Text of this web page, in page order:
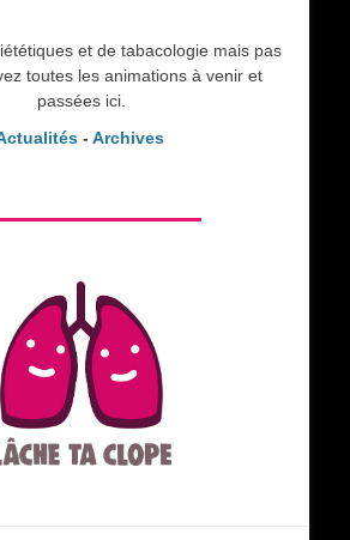
et de tabacologie mais pas
toutes les animations à venir et
passées ici.
- Archives